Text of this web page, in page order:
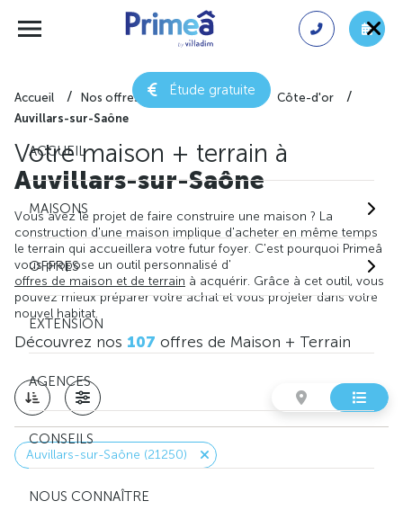
Étude gratuite
ACCUEIL
MAISONS
OFFRES
EXTENSION
AGENCES
CONSEILS
NOUS CONNAÎTRE
Accueil Nos offres de maison + terrain
Côte-d'or
Auvillars-sur-Saône
Votre maison + terrain à
Auvillars-sur-Saône
Vous avez le projet de faire construire une maison ? La
construction d'une maison implique d'acheter en même temps
le terrain qui accueillera votre futur foyer. C'est pourquoi Primeâ
vous propose un outil personnalisé d'
offres de maison et de terrain à acquérir. Grâce à cet outil, vous
pouvez mieux préparer votre achat et vous projeter dans votre
nouvel habitat.
Découvrez nos 107 offres de Maison + Terrain
Auvillars-sur-Saône (21250)